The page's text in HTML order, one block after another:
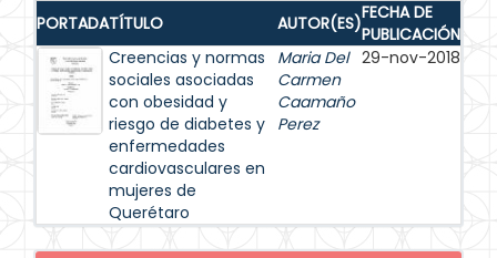
PORTADATÍTULO AUTOR(ES)FECHA DE
PUBLICACIÓN
Creencias y normas
sociales asociadas
con obesidad y
riesgo de diabetes y
enfermedades
cardiovasculares en
mujeres de
Querétaro
Maria Del
Carmen
Caamaño
Perez
29-nov-2018